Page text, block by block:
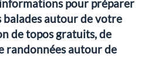
pour préparer
balades autour de votre
de topos gratuits, de
randonnées autour de